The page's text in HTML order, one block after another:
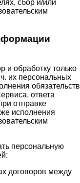
сбор и/или
и обработку только
их персональных
обязательств
ответа
отправке
исполнения
персональную
договоров между